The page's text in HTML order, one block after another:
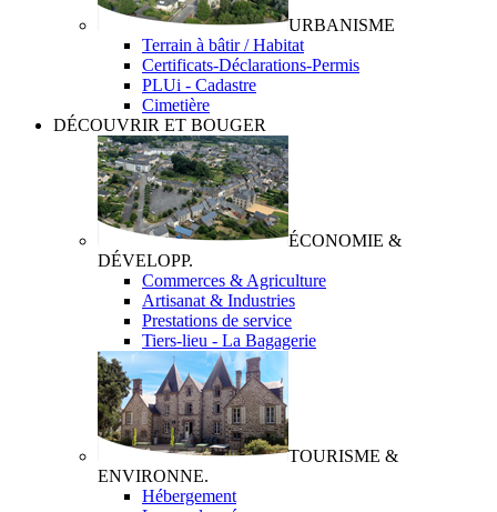
URBANISME
Terrain à bâtir / Habitat
Certificats-Déclarations-Permis
PLUi - Cadastre
Cimetière
DÉCOUVRIR ET BOUGER
ÉCONOMIE &
DÉVELOPP.
Commerces & Agriculture
Artisanat & Industries
Prestations de service
Tiers-lieu - La Bagagerie
TOURISME &
ENVIRONNE.
Hébergement